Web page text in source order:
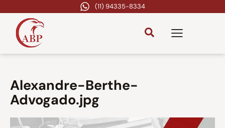
(11) 94335-8334
Alexandre-Berthe-
Advogado.jpg